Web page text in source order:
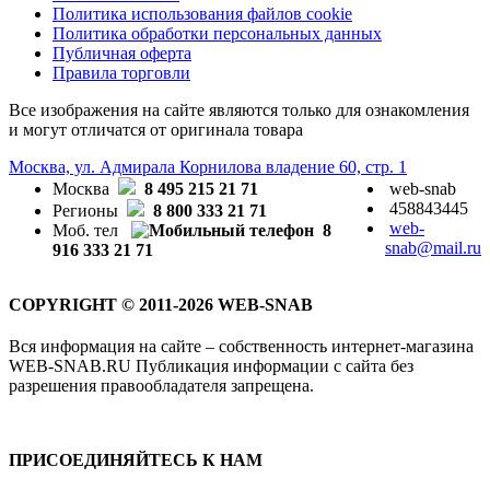
Политика использования файлов cookie
Политика обработки персональных данных
Публичная оферта
Правила торговли
Все изображения на сайте являются только для ознакомления
и могут отличатся от оригинала товара
Москва, ул. Адмирала Корнилова владение 60, стр. 1
Москва
8 495 215 21 71
Регионы
8 800 333 21 71
Моб. тел
8
916 333 21 71
web-snab
458843445
web-
snab@mail.ru
COPYRIGHT © 2011-2026 WEB-SNAB
Вся информация на сайте – собственность интернет-магазина
WEB-SNAB.RU Публикация информации с сайта без
разрешения правообладателя запрещена.
ПРИСОЕДИНЯЙТЕСЬ К НАМ